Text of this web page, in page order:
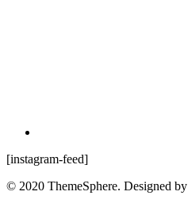
[instagram-feed]
© 2020 ThemeSphere. Designed by